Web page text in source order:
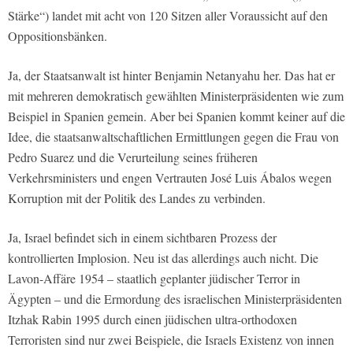
Stärke“) landet mit acht von 120 Sitzen aller Voraussicht auf den
Oppositionsbänken.
Ja, der Staatsanwalt ist hinter Benjamin Netanyahu her. Das hat er
mit mehreren demokratisch gewählten Ministerpräsidenten wie zum
Beispiel in Spanien gemein. Aber bei Spanien kommt keiner auf die
Idee, die staatsanwaltschaftlichen Ermittlungen gegen die Frau von
Pedro Suarez und die Verurteilung seines früheren
Verkehrsministers und engen Vertrauten José Luis Ábalos wegen
Korruption mit der Politik des Landes zu verbinden.
Ja, Israel befindet sich in einem sichtbaren Prozess der
kontrollierten Implosion. Neu ist das allerdings auch nicht. Die
Lavon-Affäre 1954 – staatlich geplanter jüdischer Terror in
Ägypten – und die Ermordung des israelischen Ministerpräsidenten
Itzhak Rabin 1995 durch einen jüdischen ultra-orthodoxen
Terroristen sind nur zwei Beispiele, die Israels Existenz von innen